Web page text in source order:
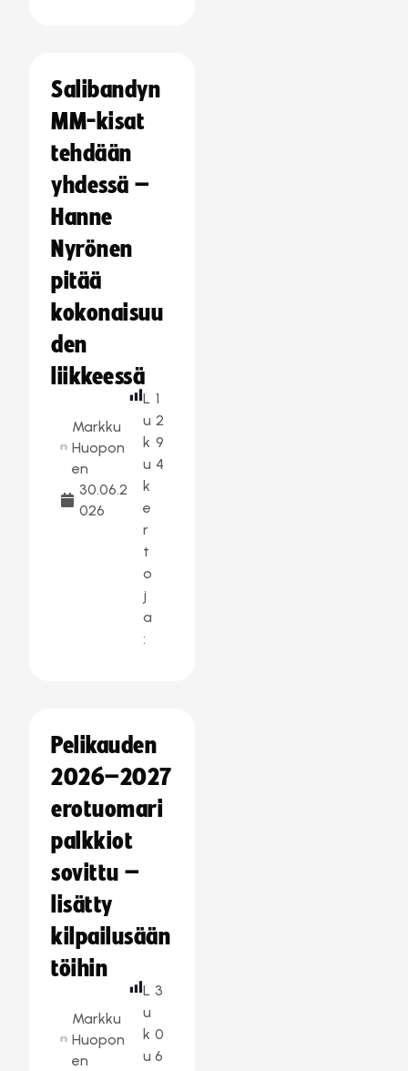
Salibandyn
MM-kisat
tehdään
yhdessä –
Hanne
Nyrönen
pitää
kokonaisuu
den
liikkeessä
Markku
Huopon
en
30.06.2
026
L
u
k
u
k
e
r
t
o
j
a
:
1
2
9
4
Pelikauden
2026–2027
erotuomari
palkkiot
sovittu –
lisätty
kilpailusään
töihin
Markku
Huopon
en
L
u
k
u
3
0
6